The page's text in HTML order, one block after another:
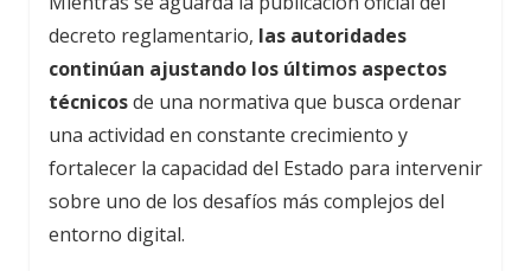
decreto reglamentario, las autoridades
continúan ajustando los últimos aspectos
técnicosde una normativa que busca ordenar
una actividad en constante crecimiento y
fortalecer la capacidad del Estado para intervenir
sobre uno de los desafíos más complejos del
entorno digital.